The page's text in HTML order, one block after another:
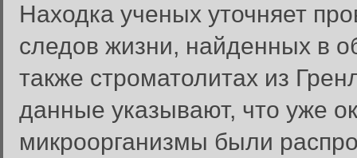
Находка ученых уточняет
следов жизни, найденных в
также строматолитах из
данные указывают, что уже
микроорганизмы были
Вход в систему
Введите имя пользователя и
Вход в систему
Имя пользователя: